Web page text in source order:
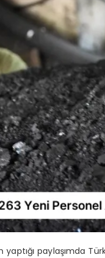
yaptığı paylaşımda